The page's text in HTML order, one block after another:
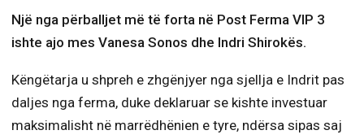
Një nga përballjet më të forta në Post Ferma VIP 3
ishte ajo mes Vanesa Sonos dhe Indri Shirokës.
Këngëtarja u shpreh e zhgënjyer nga sjellja e Indrit pas
daljes nga ferma, duke deklaruar se kishte investuar
maksimalisht në marrëdhënien e tyre, ndërsa sipas saj